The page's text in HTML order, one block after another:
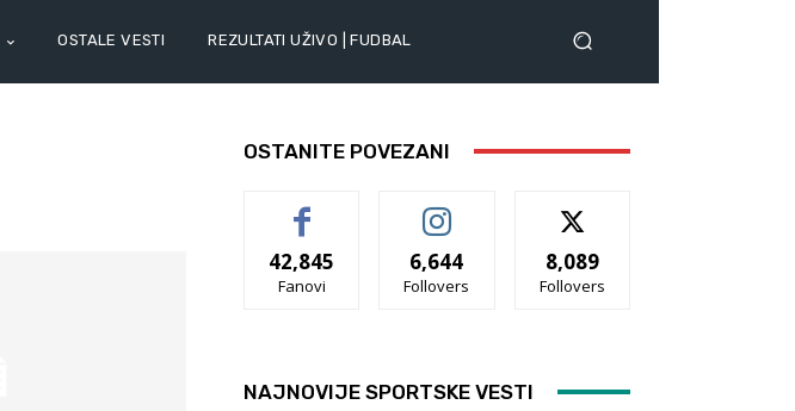
OSTALE VESTI REZULTATI UŽIVO | FUDBAL
OSTANITE POVEZANI
42,845
Fanovi
6,644
Follovers
8,089
Follovers
NAJNOVIJE SPORTSKE VESTI